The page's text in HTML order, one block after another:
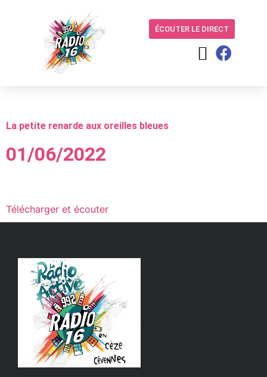
ÉCOUTER LE DIRECT
La petite renarde aux oreilles bleues
01/06/2022
Télécharger et écouter